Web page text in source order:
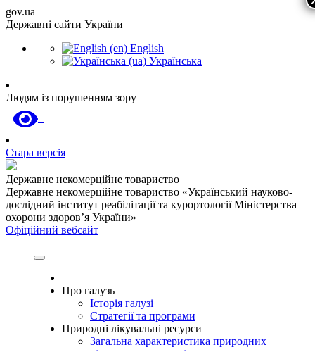
gov.ua
Державні сайти України
English
Українська
Людям із порушенням зору
Стара версія
Державне некомерційне товариство
Державне некомерційне товариство «Український науково-
дослідний інститут реабілітації та курортології Міністерства
охорони здоров’я України»
Офіційний вебсайт
Про галузь
Історія галузі
Стратегії та програми
Природні лікувальні ресурси
Загальна характеристика природних